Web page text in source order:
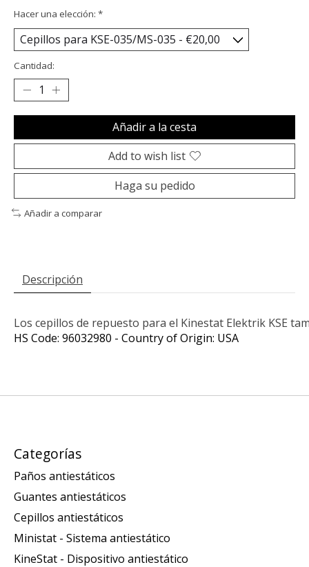
Hacer una elección: *
Cantidad:
Añadir a la cesta
Add to wish list
Haga su pedido
Añadir a comparar
Descripción
Los cepillos de repuesto para el Kinestat Elektrik KSE
HS Code: 96032980 - Country of Origin: USA
Categorías
Paños antiestáticos
Guantes antiestáticos
Cepillos antiestáticos
Ministat - Sistema antiestático
KineStat - Dispositivo antiestático